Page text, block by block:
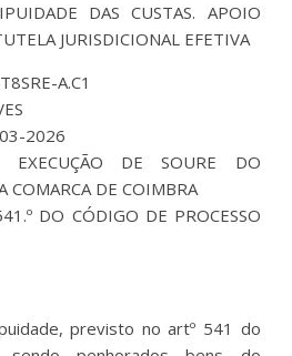
DAS CUSTAS. APOIO
JURISDICIONAL EFETIVA
A.C1
2026
DE SOURE DO
COMARCA DE COIMBRA
DO CÓDIGO DE PROCESSO
previsto no artº 541 do